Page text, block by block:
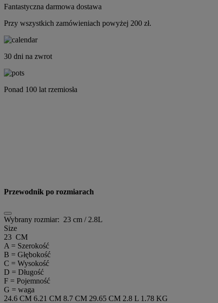
Fantastyczna darmowa dostawa
Przy wszystkich zamówieniach powyżej 200 zł.
30 dni na zwrot
Ponad 100 lat rzemiosła
Przewodnik po rozmiarach
Wybrany rozmiar: 23 cm / 2.8L
Size
23 CM
A = Szerokość
B = Głębokość
C = Wysokość
D = Długość
F = Pojemność
G = waga
24.6 CM 6.21 CM 8.7 CM 29.65 CM 2.8 L 1.78 KG